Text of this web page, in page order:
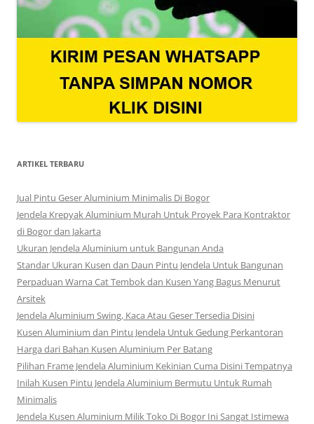
ARTIKEL TERBARU
Jual Pintu Geser Aluminium Minimalis Di Bogor
Jendela Krepyak Aluminium Murah Untuk Proyek Para Kontraktor
di Bogor dan Jakarta
Ukuran Jendela Aluminium untuk Bangunan Anda
Standar Ukuran Kusen dan Daun Pintu Jendela Untuk Bangunan
Perpaduan Warna Cat Tembok dan Kusen Yang Bagus Menurut
Arsitek
Jendela Aluminium Swing, Kaca Atau Geser Tersedia Disini
Kusen Aluminium dan Pintu Jendela Untuk Gedung Perkantoran
Harga dari Bahan Kusen Aluminium Per Batang
Pilihan Frame Jendela Aluminium Kekinian Cuma Disini Tempatnya
Inilah Kusen Pintu Jendela Aluminium Bermutu Untuk Rumah
Minimalis
Jendela Kusen Aluminium Milik Toko Di Bogor Ini Sangat Istimewa